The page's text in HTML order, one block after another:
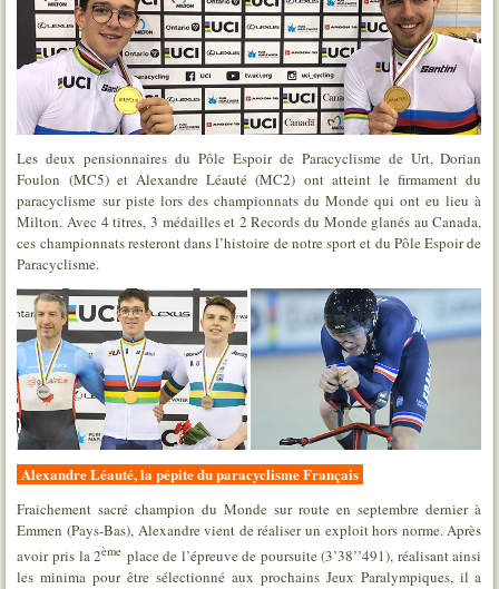
Les deux pensionnaires du Pôle Espoir de Paracyclisme de Urt, Dorian
Foulon (MC5) et Alexandre Léauté (MC2) ont atteint le firmament du
paracyclisme sur piste lors des championnats du Monde qui ont eu lieu à
Milton. Avec 4 titres, 3 médailles et 2 Records du Monde glanés au Canada,
ces championnats resteront dans l’histoire de notre sport et du Pôle Espoir de
Paracyclisme.
Alexandre Léauté, la pépite du paracyclisme Français
Fraichement sacré champion du Monde sur route en septembre dernier à
Emmen (Pays-Bas), Alexandre vient de réaliser un exploit hors norme. Après
avoir pris la 2ème place de l’épreuve de poursuite (3’38’’491), réalisant ainsi
les minima pour être sélectionné aux prochains Jeux Paralympiques, il a